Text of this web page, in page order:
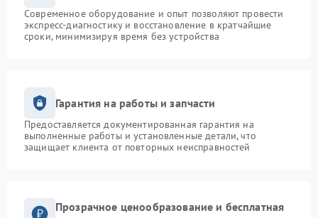
Современное оборудование и опыт позволяют провести
экспресс-диагностику и восстановление в кратчайшие
сроки, минимизируя время без устройства
Гарантия на работы и запчасти
Предоставляется документированная гарантия на
выполненные работы и установленные детали, что
защищает клиента от повторных неисправностей
Прозрачное ценообразование и бесплатная